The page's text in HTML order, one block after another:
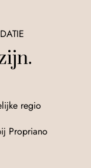
regio
Propriano